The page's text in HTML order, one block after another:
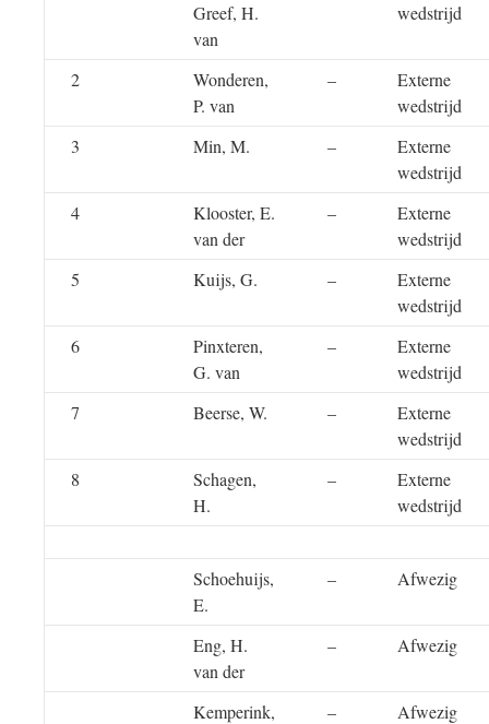
Greef, H.
van
wedstrijd
2
Wonderen,
P. van
–
Externe
wedstrijd
3
Min, M. –
Externe
wedstrijd
4
Klooster, E.
van der
–
Externe
wedstrijd
5
Kuijs, G. –
Externe
wedstrijd
6
Pinxteren,
G. van
–
Externe
wedstrijd
7
Beerse, W. –
Externe
wedstrijd
8
Schagen,
H.
–
Externe
wedstrijd
Schoehuijs,
E.
– Afwezig
Eng, H.
van der
– Afwezig
Kemperink,
– Afwezig